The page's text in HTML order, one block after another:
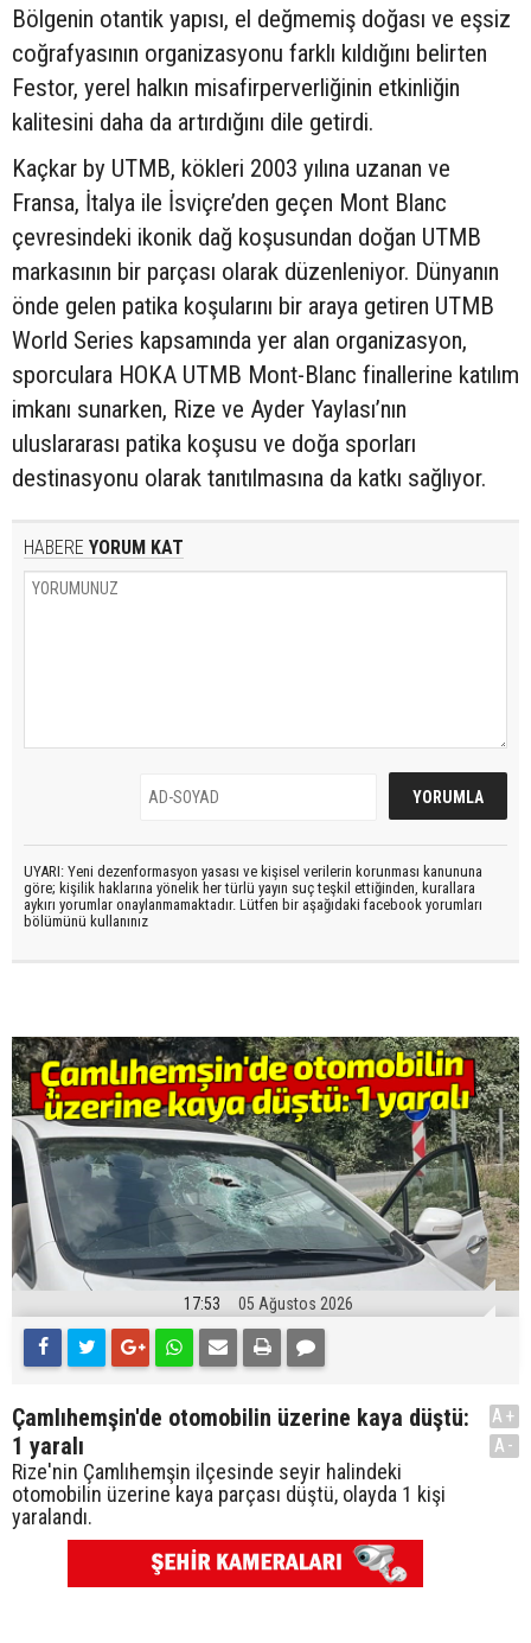
Bölgenin otantik yapısı, el değmemiş doğası ve eşsiz
coğrafyasının organizasyonu farklı kıldığını belirten
Festor, yerel halkın misafirperverliğinin etkinliğin
kalitesini daha da artırdığını dile getirdi.
Kaçkar by UTMB, kökleri 2003 yılına uzanan ve
Fransa, İtalya ile İsviçre’den geçen Mont Blanc
çevresindeki ikonik dağ koşusundan doğan UTMB
markasının bir parçası olarak düzenleniyor. Dünyanın
önde gelen patika koşularını bir araya getiren UTMB
World Series kapsamında yer alan organizasyon,
sporculara HOKA UTMB Mont-Blanc finallerine katılım
imkanı sunarken, Rize ve Ayder Yaylası’nın
uluslararası patika koşusu ve doğa sporları
destinasyonu olarak tanıtılmasına da katkı sağlıyor.
HABERE YORUM KAT
UYARI: Yeni dezenformasyon yasası ve kişisel verilerin korunması kanununa
göre; kişilik haklarına yönelik her türlü yayın suç teşkil ettiğinden, kurallara
aykırı yorumlar onaylanmamaktadır. Lütfen bir aşağıdaki facebook yorumları
bölümünü kullanınız
17:53 05 Ağustos 2026
Çamlıhemşin'de otomobilin üzerine kaya düştü:
1 yaralı
Rize'nin Çamlıhemşin ilçesinde seyir halindeki
otomobilin üzerine kaya parçası düştü, olayda 1 kişi
yaralandı.
A+
A-